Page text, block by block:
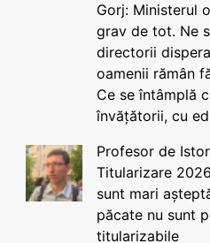
Gorj: Ministerul
grav de tot. Ne
directorii
oamenii rămân
Ce se întâmplă
învățătorii, cu
Profesor de
Titularizare
sunt mari
păcate nu sunt
titularizabile